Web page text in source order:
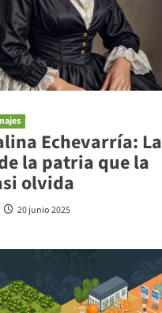
Echevarría: La
la patria que la
olvida
20 junio 2025